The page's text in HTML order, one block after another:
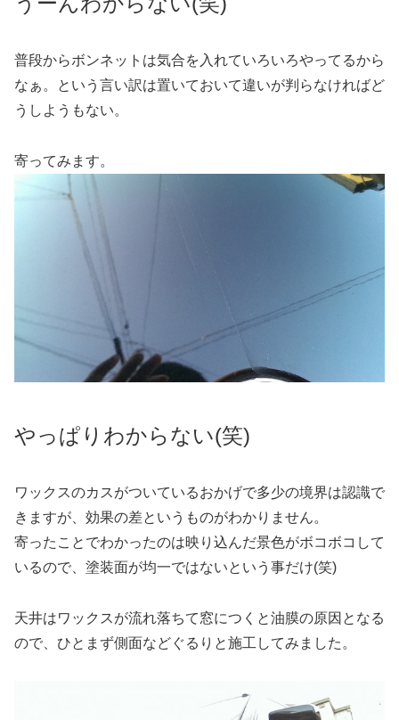
普段からボンネットは気合を入れていろいろやってるから
なぁ。という言い訳は置いておいて違いが判らなければど
うしようもない。
寄ってみます。
やっぱりわからない(笑)
ワックスのカスがついているおかげで多少の境界は認識で
きますが、効果の差というものがわかりません。
寄ったことでわかったのは映り込んだ景色がボコボコして
いるので、塗装面が均一ではないという事だけ(笑)
天井はワックスが流れ落ちて窓につくと油膜の原因となる
ので、ひとまず側面などぐるりと施工してみました。